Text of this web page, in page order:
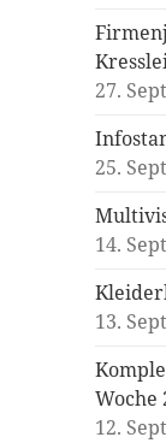
27.
25.
14.
13.
Woche
12.